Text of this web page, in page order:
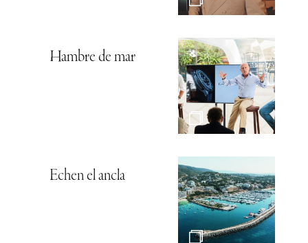
Hambre de mar
Echen el ancla